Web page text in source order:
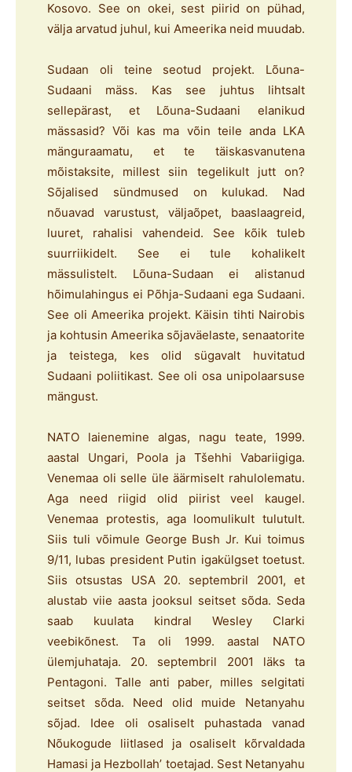
Kosovo. See on okei, sest piirid on pühad,
välja arvatud juhul, kui Ameerika neid muudab.
Sudaan oli teine seotud projekt. Lõuna-
Sudaani mäss. Kas see juhtus lihtsalt
sellepärast, et Lõuna-Sudaani elanikud
mässasid? Või kas ma võin teile anda LKA
mänguraamatu, et te täiskasvanutena
mõistaksite, millest siin tegelikult jutt on?
Sõjalised sündmused on kulukad. Nad
nõuavad varustust, väljaõpet, baaslaagreid,
luuret, rahalisi vahendeid. See kõik tuleb
suurriikidelt. See ei tule kohalikelt
mässulistelt. Lõuna-Sudaan ei alistanud
hõimulahingus ei Põhja-Sudaani ega Sudaani.
See oli Ameerika projekt. Käisin tihti Nairobis
ja kohtusin Ameerika sõjaväelaste, senaatorite
ja teistega, kes olid sügavalt huvitatud
Sudaani poliitikast. See oli osa unipolaarsuse
mängust.
NATO laienemine algas, nagu teate, 1999.
aastal Ungari, Poola ja Tšehhi Vabariigiga.
Venemaa oli selle üle äärmiselt rahulolematu.
Aga need riigid olid piirist veel kaugel.
Venemaa protestis, aga loomulikult tulutult.
Siis tuli võimule George Bush Jr. Kui toimus
9/11, lubas president Putin igakülgset toetust.
Siis otsustas USA 20. septembril 2001, et
alustab viie aasta jooksul seitset sõda. Seda
saab kuulata kindral Wesley Clarki
veebikõnest. Ta oli 1999. aastal NATO
ülemjuhataja. 20. septembril 2001 läks ta
Pentagoni. Talle anti paber, milles selgitati
seitset sõda. Need olid muide Netanyahu
sõjad. Idee oli osaliselt puhastada vanad
Nõukogude liitlased ja osaliselt kõrvaldada
Hamasi ja Hezbollah’ toetajad. Sest Netanyahu